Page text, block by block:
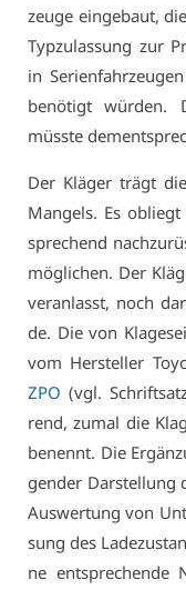
zeu­ge ein­ge­baut,
Typ­zu­las­sung zur
in
be­nö­tigt wür­den.
müss­te
Der Klä­ger trägt
Man­gels. Es
spre­chend
mög­li­chen. Der
ver­an­lasst, noch
de. Die von
vom Her­stel­ler
ZPO (vgl.
rend, zu­mal die
be­nennt. Die
gen­der Dar­stel­lung
Aus­wer­tung von
sung des
ne ent­spre­chen­de